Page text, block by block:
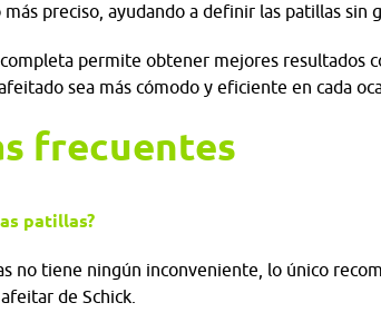
preciso, ayudando a definir las patillas sin
permite obtener mejores resultados
sea más cómodo y eficiente en cada
frecuentes
patillas?
no tiene ningún inconveniente, lo único
de Schick.